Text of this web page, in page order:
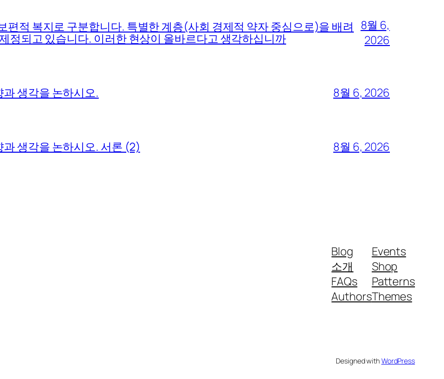
편적 복지로 구분합니다. 특별한 계층(사회 경제적 약자 중심으로)을 배려
정되고 있습니다. 이러한 현상이 올바르다고 생각하십니까
8월 6,
2026
생각을 논하시오. 8월 6, 2026
생각을 논하시오. 서론 (2) 8월 6, 2026
Blog
소개
FAQs
Authors
Events
Shop
Patterns
Themes
Designed withWordPress